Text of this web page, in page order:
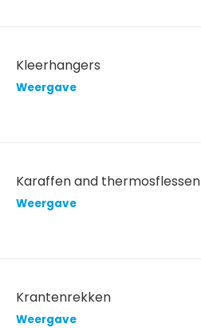
Kleerhangers
Weergave
Karaffen and thermosflessen
Weergave
Krantenrekken
Weergave